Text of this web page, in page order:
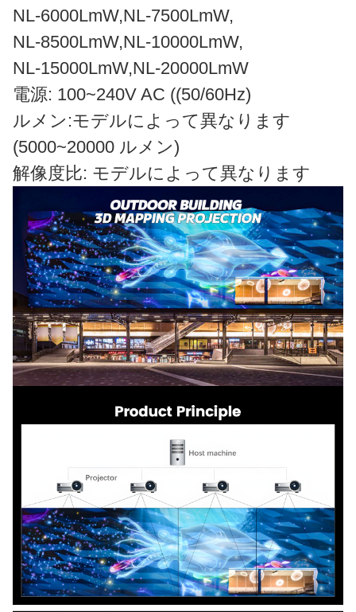
NL-6000LmW,NL-7500LmW,
NL-8500LmW,NL-10000LmW,
NL-15000LmW,NL-20000LmW
電源: 100~240V AC ((50/60Hz)
ルメン:モデルによって異なります
(5000~20000 ルメン)
解像度比: モデルによって異なります